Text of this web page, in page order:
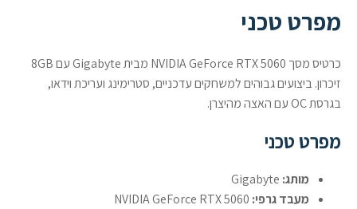
מפרט טכני
כרטיס מסך NVIDIA GeForce RTX 5060 מבית Gigabyte עם 8GB
זיכרון. ביצועים גבוהים למשחקים עדכניים, סטרימינג ועריכת וידאו,
בגרסת OC עם האצה מהיצרן.
מפרט טכני
מותג:
מעבד גרפי: